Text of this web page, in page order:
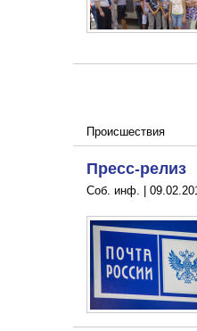
Происшествия
Пресс-релиз
Соб. инф. |